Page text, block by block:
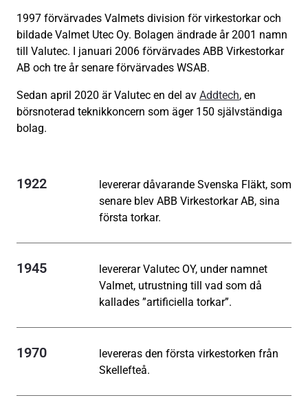
1997 förvärvades Valmets division för virkestorkar och
bildade Valmet Utec Oy. Bolagen ändrade år 2001 namn
till Valutec. I januari 2006 förvärvades ABB Virkestorkar
AB och tre år senare förvärvades WSAB.
Sedan april 2020 är Valutec en del av Addtech, en
börsnoterad teknikkoncern som äger 150 självständiga
bolag.
1922
levererar dåvarande Svenska Fläkt, som
senare blev ABB Virkestorkar AB, sina
första torkar.
1945
levererar Valutec OY, under namnet
Valmet, utrustning till vad som då
kallades ”artificiella torkar”.
1970
levereras den första virkestorken från
Skellefteå.